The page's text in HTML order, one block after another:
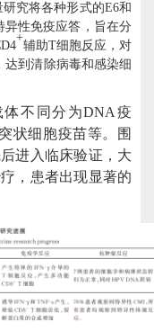
究将各种形式的E6和
异性免疫应答，旨在分
+
辅助T细胞反应，对
达到清除病毒和感染细
不同分为DNA疫
状细胞疫苗等。围
进入临床验证，大
，患者出现显著的